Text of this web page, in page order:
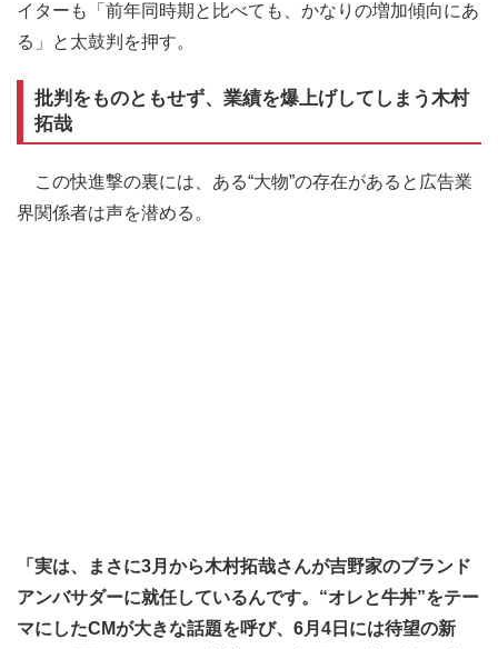
イターも「前年同時期と比べても、かなりの増加傾向にあ
る」と太鼓判を押す。
批判をものともせず、業績を爆上げしてしまう木村
拓哉
この快進撃の裏には、ある“大物”の存在があると広告業
界関係者は声を潜める。
「実は、まさに3月から木村拓哉さんが吉野家のブランド
アンバサダーに就任しているんです。“オレと牛丼”をテー
マにしたCMが大きな話題を呼び、6月4日には待望の新